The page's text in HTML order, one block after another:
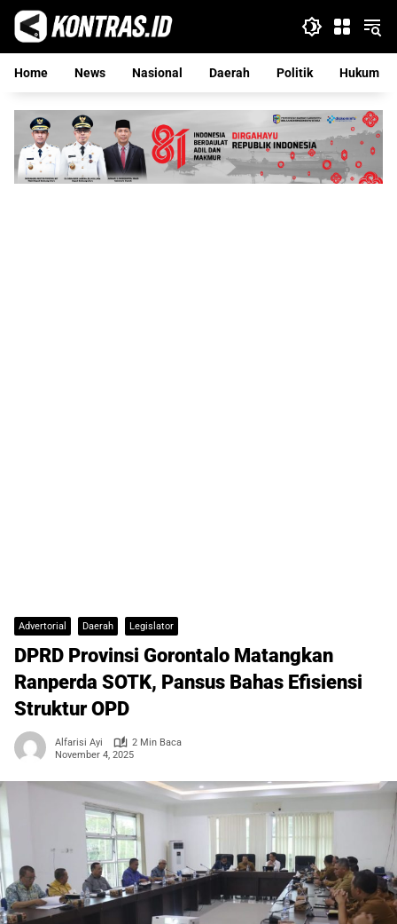
Langsung
konten
Home
News Nasional Daerah Politik Hukum
Advertorial Daerah Legislator
DPRD Provinsi Gorontalo Matangkan
Ranperda SOTK, Pansus Bahas Efisiensi
Struktur OPD
Alfarisi Ayi
2 Min Baca
November 4, 2025